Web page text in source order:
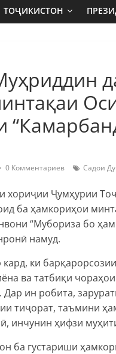
ТОҶИКИСТОН
0 Комментариев Садои
хориҷии Ҷумҳурии
ба ҳамкориҳои
“Мубориза бо
намуд.
ки
ва татбиқи
ин робита,
тиҷорат, таъмини
инчунин ҳифзи
ба густариши